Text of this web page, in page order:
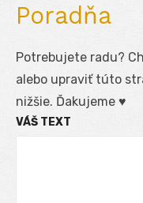
Poradňa
Potrebujete radu?
alebo upraviť túto
nižšie. Ďakujeme ♥
VÁŠ TEXT